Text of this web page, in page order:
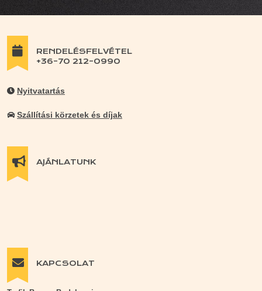
RENDELÉSFELVÉTEL
+36-70 212-0990
Nyitvatartás
Szállítási körzetek és díjak
AJÁNLATUNK
KAPCSOLAT